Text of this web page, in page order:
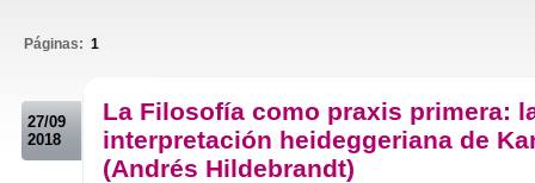
Páginas: 1
27/09
2018
La Filosofía como praxis primera:
interpretación heideggeriana de
(Andrés Hildebrandt)